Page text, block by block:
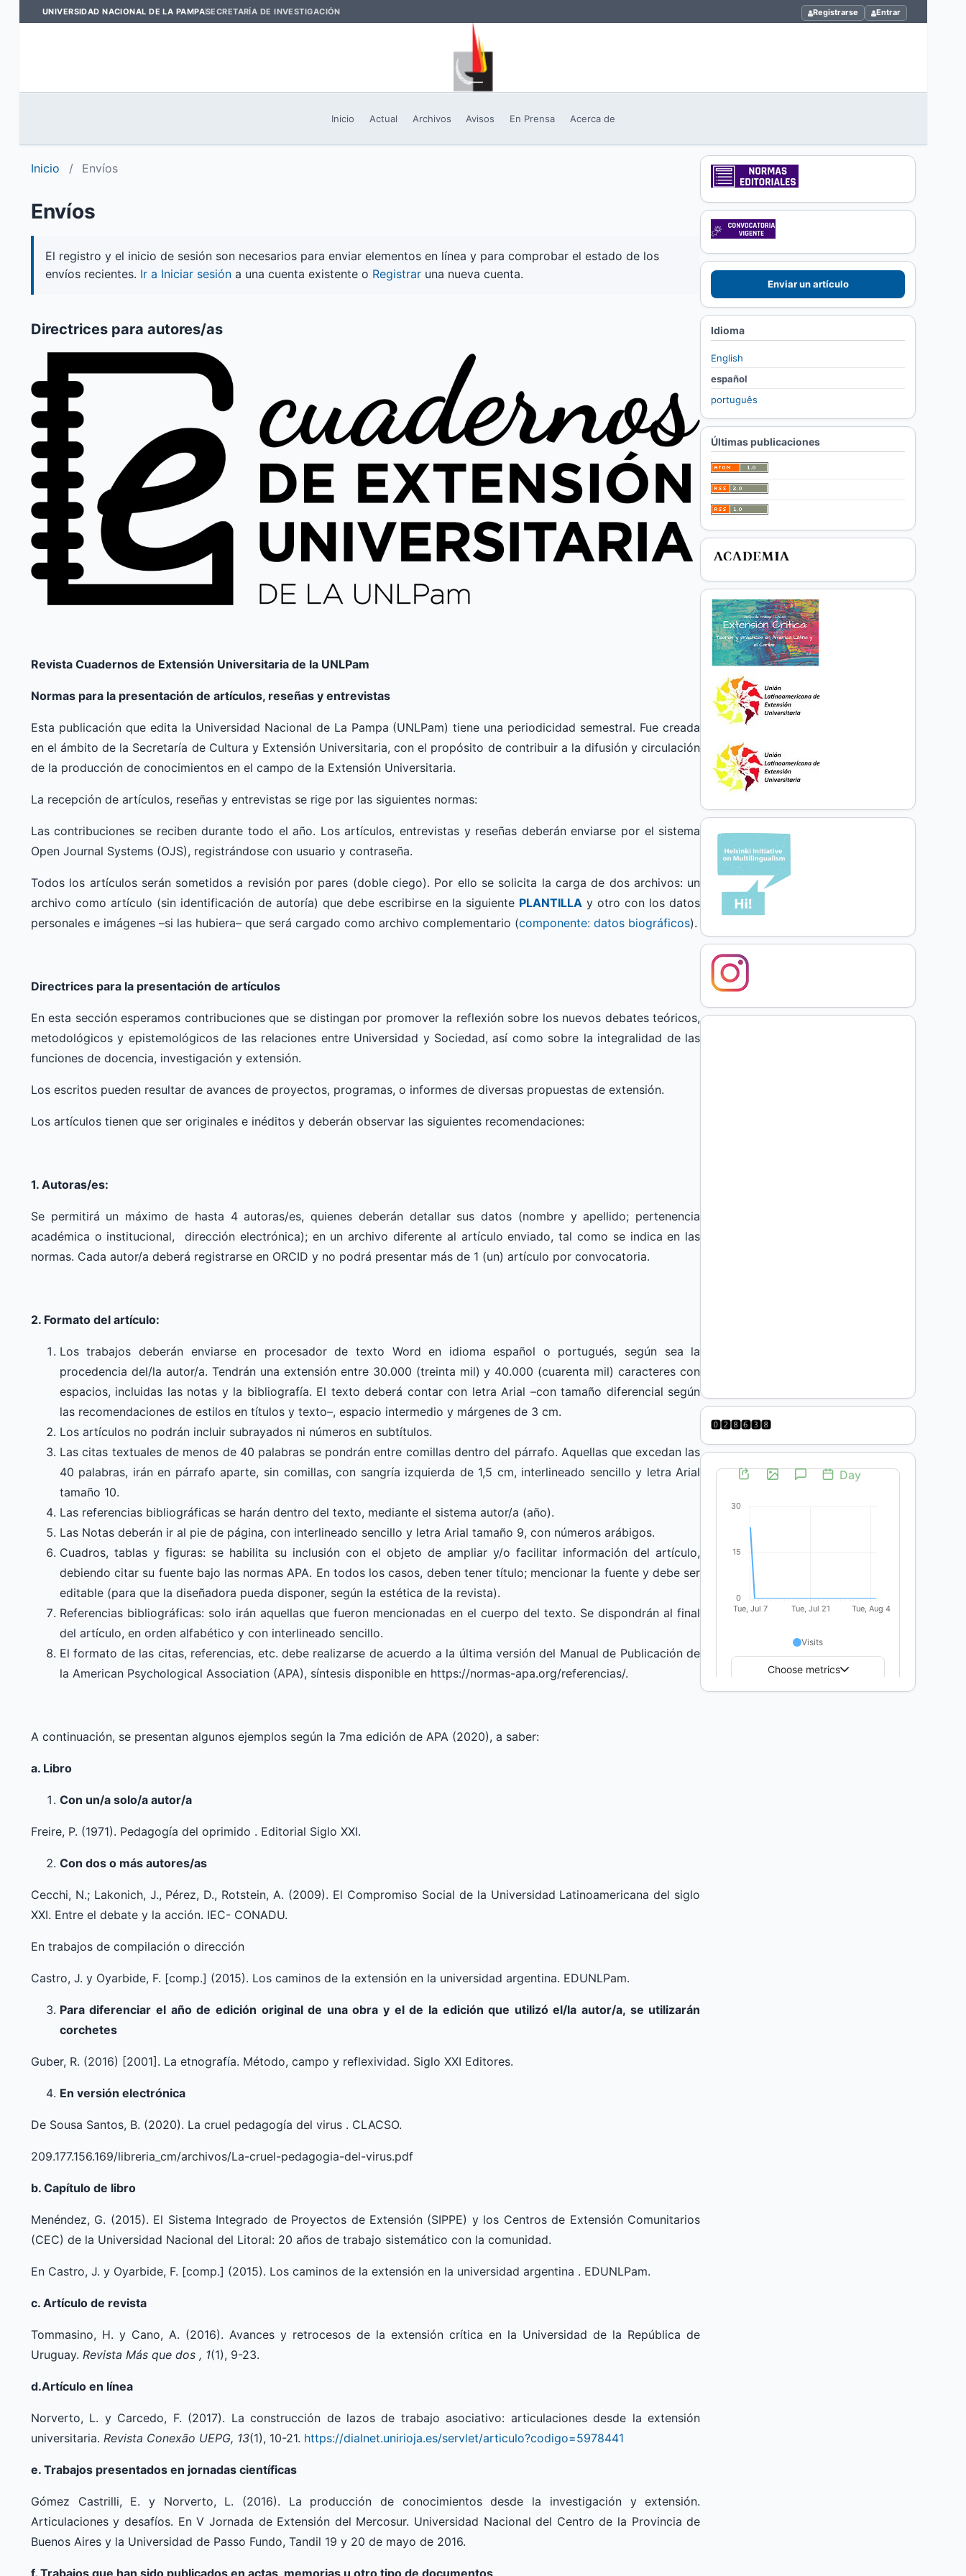
UNIVERSIDAD NACIONAL DE LA PAMPASECRETARÍA DE INVESTIGACIÓN Registrarse Entrar
Inicio Actual Archivos Avisos En Prensa Acerca de
Inicio / Envíos
Envíos
El registro y el inicio de sesión son necesarios para enviar elementos en línea y para comprobar el estado de los
envíos recientes. Ir a Iniciar sesióna una cuenta existente o Registraruna nueva cuenta.
Directrices para autores/as
Revista Cuadernos de Extensión Universitaria de la UNLPam
Normas para la presentación de artículos, reseñas y entrevistas
Esta publicación que edita la Universidad Nacional de La Pampa (UNLPam) tiene una periodicidad semestral. Fue creada
en el ámbito de la Secretaría de Cultura y Extensión Universitaria, con el propósito de contribuir a la difusión y circulación
de la producción de conocimientos en el campo de la Extensión Universitaria.
La recepción de artículos, reseñas y entrevistas se rige por las siguientes normas:
Las contribuciones se reciben durante todo el año. Los artículos, entrevistas y reseñas deberán enviarse por el sistema
Open Journal Systems (OJS), registrándose con usuario y contraseña.
Todos los artículos serán sometidos a revisión por pares (doble ciego). Por ello se solicita la carga de dos archivos: un
archivo como artículo (sin identificación de autoría) que debe escribirse en la siguiente PLANTILLA y otro con los datos
personales e imágenes –si las hubiera– que será cargado como archivo complementario (componente: datos biográficos).
Directrices para la presentación de artículos
En esta sección esperamos contribuciones que se distingan por promover la reflexión sobre los nuevos debates teóricos,
metodológicos y epistemológicos de las relaciones entre Universidad y Sociedad, así como sobre la integralidad de las
funciones de docencia, investigación y extensión.
Los escritos pueden resultar de avances de proyectos, programas, o informes de diversas propuestas de extensión.
Los artículos tienen que ser originales e inéditos y deberán observar las siguientes recomendaciones:
1. Autoras/es:
Se permitirá un máximo de hasta 4 autoras/es, quienes deberán detallar sus datos (nombre y apellido; pertenencia
académica o institucional, dirección electrónica); en un archivo diferente al artículo enviado, tal como se indica en las
normas. Cada autor/a deberá registrarse en ORCID y no podrá presentar más de 1 (un) artículo por convocatoria.
2. Formato del artículo:
Los trabajos deberán enviarse en procesador de texto Word en idioma español o portugués, según sea la
procedencia del/la autor/a. Tendrán una extensión entre 30.000 (treinta mil) y 40.000 (cuarenta mil) caracteres con
espacios, incluidas las notas y la bibliografía. El texto deberá contar con letra Arial –con tamaño diferencial según
las recomendaciones de estilos en títulos y texto–, espacio intermedio y márgenes de 3 cm.
Los artículos no podrán incluir subrayados ni números en subtítulos.
Las citas textuales de menos de 40 palabras se pondrán entre comillas dentro del párrafo. Aquellas que excedan las
40 palabras, irán en párrafo aparte, sin comillas, con sangría izquierda de 1,5 cm, interlineado sencillo y letra Arial
tamaño 10.
Las referencias bibliográficas se harán dentro del texto, mediante el sistema autor/a (año).
Las Notas deberán ir al pie de página, con interlineado sencillo y letra Arial tamaño 9, con números arábigos.
Cuadros, tablas y figuras: se habilita su inclusión con el objeto de ampliar y/o facilitar información del artículo,
debiendo citar su fuente bajo las normas APA. En todos los casos, deben tener título; mencionar la fuente y debe ser
editable (para que la diseñadora pueda disponer, según la estética de la revista).
Referencias bibliográficas: solo irán aquellas que fueron mencionadas en el cuerpo del texto. Se dispondrán al final
del artículo, en orden alfabético y con interlineado sencillo.
El formato de las citas, referencias, etc. debe realizarse de acuerdo a la última versión del Manual de Publicación de
la American Psychological Association (APA), síntesis disponible en https://normas-apa.org/referencias/.
A continuación, se presentan algunos ejemplos según la 7ma edición de APA (2020), a saber:
a. Libro
Con un/a solo/a autor/a
Freire, P. (1971). Pedagogía del oprimido . Editorial Siglo XXI.
Con dos o más autores/as
Cecchi, N.; Lakonich, J., Pérez, D., Rotstein, A. (2009). El Compromiso Social de la Universidad Latinoamericana del siglo
XXI. Entre el debate y la acción. IEC- CONADU.
En trabajos de compilación o dirección
Castro, J. y Oyarbide, F. [comp.] (2015). Los caminos de la extensión en la universidad argentina. EDUNLPam.
Para diferenciar el año de edición original de una obra y el de la edición que utilizó el/la autor/a, se utilizarán
corchetes
Guber, R. (2016) [2001]. La etnografía. Método, campo y reflexividad. Siglo XXI Editores.
En versión electrónica
De Sousa Santos, B. (2020). La cruel pedagogía del virus . CLACSO.
209.177.156.169/libreria_cm/archivos/La-cruel-pedagogia-del-virus.pdf
b. Capítulo de libro
Menéndez, G. (2015). El Sistema Integrado de Proyectos de Extensión (SIPPE) y los Centros de Extensión Comunitarios
(CEC) de la Universidad Nacional del Litoral: 20 años de trabajo sistemático con la comunidad.
En Castro, J. y Oyarbide, F. [comp.] (2015). Los caminos de la extensión en la universidad argentina . EDUNLPam.
c. Artículo de revista
Tommasino, H. y Cano, A. (2016). Avances y retrocesos de la extensión crítica en la Universidad de la República de
Uruguay. Revista Más que dos , 1(1), 9-23.
d.Artículo en línea
Norverto, L. y Carcedo, F. (2017). La construcción de lazos de trabajo asociativo: articulaciones desde la extensión
universitaria. Revista Conexão UEPG, 13(1), 10-21. https://dialnet.unirioja.es/servlet/articulo?codigo=5978441
e. Trabajos presentados en jornadas científicas
Gómez Castrilli, E. y Norverto, L. (2016). La producción de conocimientos desde la investigación y extensión.
Articulaciones y desafíos. En V Jornada de Extensión del Mercosur. Universidad Nacional del Centro de la Provincia de
Buenos Aires y la Universidad de Passo Fundo, Tandil 19 y 20 de mayo de 2016.
Enviar un artículo
Idioma
English
español
português
Últimas publicaciones